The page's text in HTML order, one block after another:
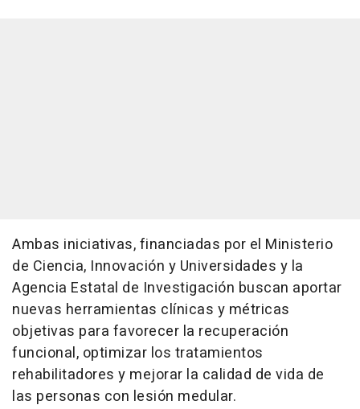
Ambas iniciativas, financiadas por el Ministerio
de Ciencia, Innovación y Universidades y la
Agencia Estatal de Investigación buscan aportar
nuevas herramientas clínicas y métricas
objetivas para favorecer la recuperación
funcional, optimizar los tratamientos
rehabilitadores y mejorar la calidad de vida de
las personas con lesión medular.